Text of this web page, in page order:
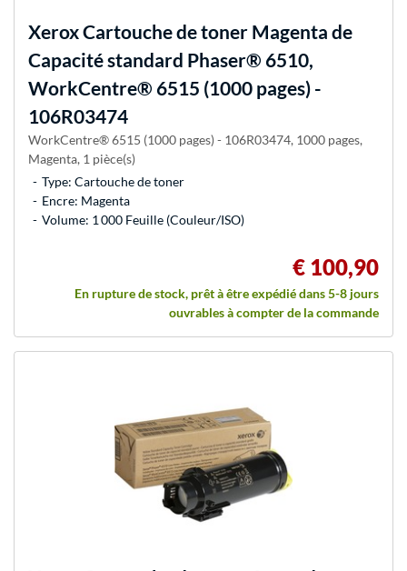
XeroxCartouche de toner Magenta de
Capacité standard Phaser® 6510,
WorkCentre® 6515 (1000 pages) -
106R03474
WorkCentre® 6515 (1000 pages) - 106R03474, 1000 pages,
Magenta, 1 pièce(s)
Type: Cartouche de toner
Encre: Magenta
Volume: 1 000 Feuille (Couleur/ISO)
€ 100,90
En rupture de stock, prêt à être expédié dans 5-8 jours
ouvrables à compter de la commande